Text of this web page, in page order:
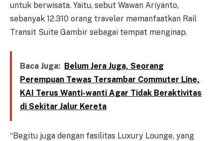
untuk berwisata. Yaitu, sebut Wawan Ariyanto,
sebanyak 12.310 orang traveler memanfaatkan Rail
Transit Suite Gambir sebagai tempat menginap.
Baca Juga: Belum Jera Juga, Seorang
Perempuan Tewas Tersambar Commuter Line,
KAI Terus Wanti-wanti Agar Tidak Beraktivitas
di Sekitar Jalur Kereta
“Begitu juga dengan fasilitas Luxury Lounge, yang